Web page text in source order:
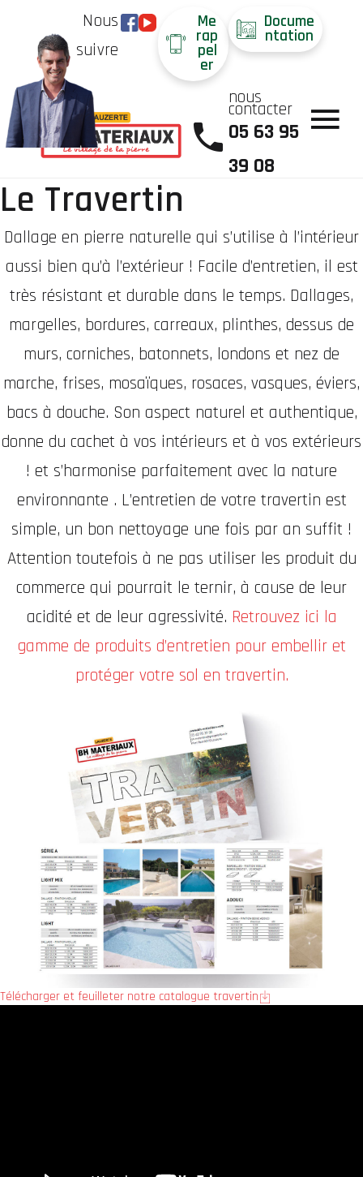
Nous
suivre
Me
rap
pel
er
Docume
ntation
nous
contacter
05 63 95
39 08
Le Travertin
Dallage en pierre naturelle qui s’utilise à l’intérieur
aussi bien qu’à l’extérieur ! Facile d’entretien, il est
très résistant et durable dans le temps. Dallages,
margelles, bordures, carreaux, plinthes, dessus de
murs, corniches, batonnets, londons et nez de
marche, frises, mosaïques, rosaces, vasques, éviers,
bacs à douche. Son aspect naturel et authentique,
donne du cachet à vos intérieurs et à vos extérieurs
! et s’harmonise parfaitement avec la nature
environnante . L’entretien de votre travertin est
simple, un bon nettoyage une fois par an suffit !
Attention toutefois à ne pas utiliser les produit du
commerce qui pourrait le ternir, à cause de leur
acidité et de leur agressivité. Retrouvez ici la
gamme de produits d’entretien pour embellir et
protéger votre sol en travertin.
Télécharger et feuilleter notre catalogue travertin